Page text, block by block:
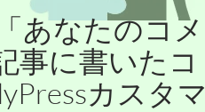
あなたのコメ
事に書いたコ
カスタマ